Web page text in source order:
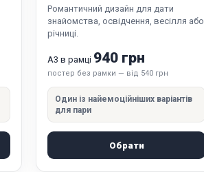
Романтичний дизайн для дати
знайомства, освідчення, весілля або
річниці.
А3 в рамці 940 грн
постер без рамки — від 540 грн
Один із найемоційніших варіантів
для пари
Обрати